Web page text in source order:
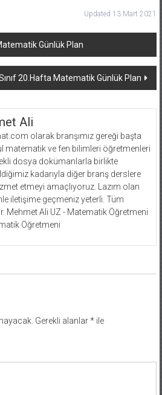
Updated 13 Mart 2021
Günlük Plan
20.Hafta Matematik Günlük Plan
Ali
olarak branşımız gereği başta
matematik ve fen bilimleri öğretmenleri
dosya dokümanlarla birlikte
kadarıyla diğer branş derslere
etmeyi amaçlıyoruz. Lazım olan
iletişime geçmeniz yeterli. Tüm
Mehmet Ali UZ - Matematik Öğretmeni
Öğretmeni
Gerekli alanlar*ile